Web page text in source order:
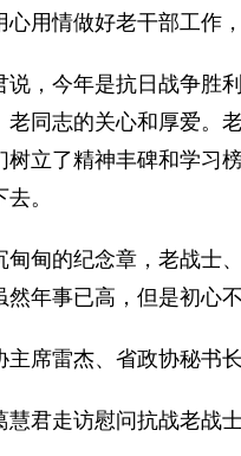
心用情做好老干部工作
今年是抗日战争胜利
老同志的关心和厚爱。
树立了精神丰碑和学习
。
的纪念章，老战士、
然年事已高，但是初心
雷杰、省政协秘书长
慧君走访慰问抗战老战